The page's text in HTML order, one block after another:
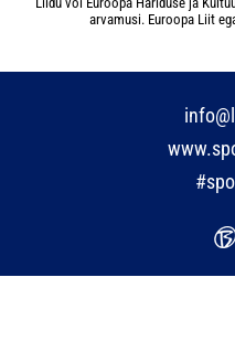
arvamusi. Euroopa Liit